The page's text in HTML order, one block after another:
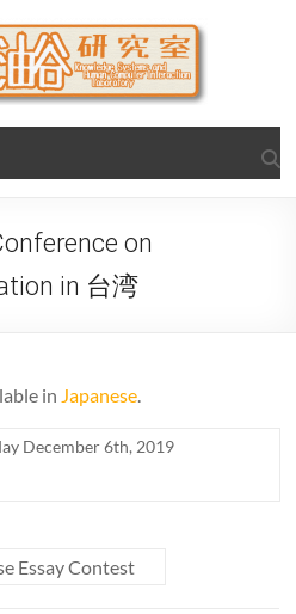
谷研究室
研究科 学際情報学専攻 / 大阪府
科(大学院 理学系研究科 情報数理
on
in 台湾
in Japanese.
December 6th, 2019
Essay Contest